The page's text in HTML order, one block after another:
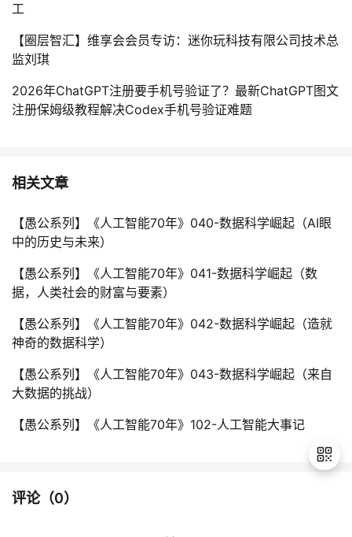
工
【圈层智汇】维享会会员专访：迷你玩科技有限公司技术总
监刘琪
2026年ChatGPT注册要手机号验证了？最新ChatGPT图文
注册保姆级教程解决Codex手机号验证难题
相关文章
【愚公系列】《人工智能70年》040-数据科学崛起（AI眼
中的历史与未来）
【愚公系列】《人工智能70年》041-数据科学崛起（数
据，人类社会的财富与要素）
【愚公系列】《人工智能70年》042-数据科学崛起（造就
神奇的数据科学）
【愚公系列】《人工智能70年》043-数据科学崛起（来自
大数据的挑战）
【愚公系列】《人工智能70年》102-人工智能大事记
评论（0）